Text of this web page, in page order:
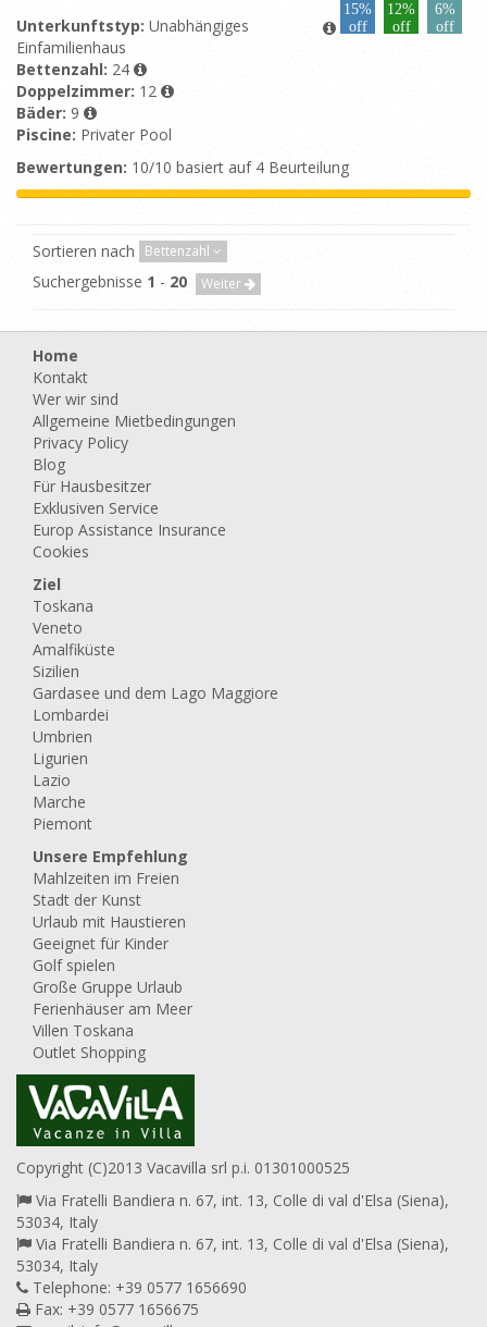
15%
off
12%
off
6%
off
Unterkunftstyp: Unabhängiges
Einfamilienhaus
Bettenzahl: 24
Doppelzimmer: 12
Bäder: 9
Piscine: Privater Pool
Bewertungen: 10/10 basiert auf 4 Beurteilung
Sortieren nach Bettenzahl
Suchergebnisse 1 - 20 Weiter
Home
Kontakt
Wer wir sind
Allgemeine Mietbedingungen
Privacy Policy
Blog
Für Hausbesitzer
Exklusiven Service
Europ Assistance Insurance
Cookies
Ziel
Toskana
Veneto
Amalfiküste
Sizilien
Gardasee und dem Lago Maggiore
Lombardei
Umbrien
Ligurien
Lazio
Marche
Piemont
Unsere Empfehlung
Mahlzeiten im Freien
Stadt der Kunst
Urlaub mit Haustieren
Geeignet für Kinder
Golf spielen
Große Gruppe Urlaub
Ferienhäuser am Meer
Villen Toskana
Outlet Shopping
Copyright (C)2013 Vacavilla srl p.i. 01301000525
Via Fratelli Bandiera n. 67, int. 13, Colle di val d'Elsa (Siena),
53034, Italy
Via Fratelli Bandiera n. 67, int. 13, Colle di val d'Elsa (Siena),
53034, Italy
Telephone: +39 0577 1656690
Fax: +39 0577 1656675